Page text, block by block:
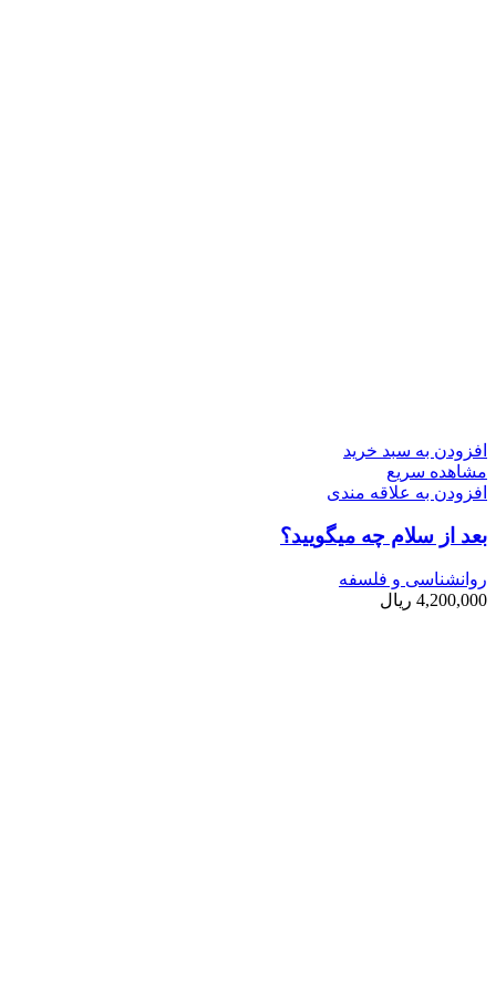
افزودن به سبد خرید
مشاهده سریع
افزودن به علاقه مندی
بعد از سلام چه می­گویید؟
روانشناسی و فلسفه
4,200,000 ریال